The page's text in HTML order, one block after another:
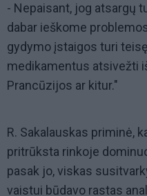
- Nepaisant, jog atsargų
dabar ieškome
gydymo įstaigos turi
medikamentus atsivežti
Prancūzijos ar kitur."
R. Sakalauskas priminė,
pritrūksta rinkoje
pasak jo, viskas
vaistui būdavo rastas